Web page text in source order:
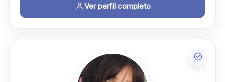
Ver perfil completo